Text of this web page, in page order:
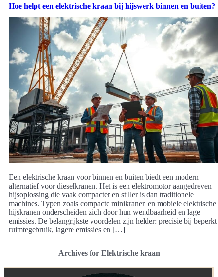
Hoe helpt een elektrische kraan bij hijswerk binnen en buiten?
Een elektrische kraan voor binnen en buiten biedt een modern
alternatief voor dieselkranen. Het is een elektromotor aangedreven
hijsoplossing die vaak compacter en stiller is dan traditionele
machines. Typen zoals compacte minikranen en mobiele elektrische
hijskranen onderscheiden zich door hun wendbaarheid en lage
emissies. De belangrijkste voordelen zijn helder: precisie bij beperkt
ruimtegebruik, lagere emissies en […]
Archives for Elektrische kraan